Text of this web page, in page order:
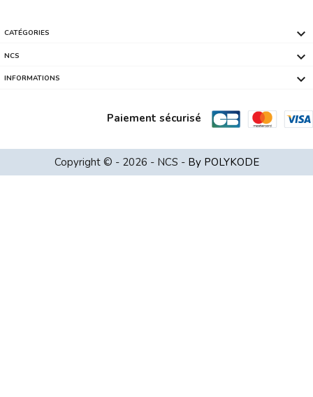
CATÉGORIES 
NCS 
INFORMATIONS 
Paiement sécurisé
Copyright © - 2026 - NCS - By POLYKODE